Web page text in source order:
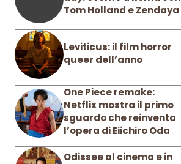
Tom Holland e Zendaya
Leviticus: il film horror
queer dell’anno
One Piece remake:
Netflix mostra il primo
sguardo che reinventa
l’opera di Eiichiro Oda
Odissee al cinema e in